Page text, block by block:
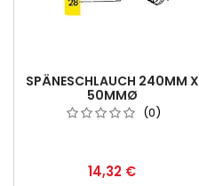
SPÄNESCHLAUCH 240MM X
50MMØ
(0)
14,32 €